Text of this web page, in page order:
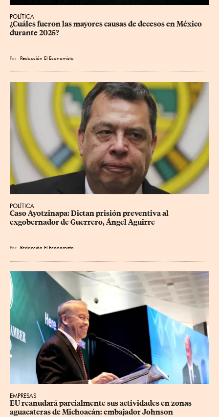
POLÍTICA
¿Cuáles fueron las mayores causas de decesos en México
durante 2025?
Por Redacción El Economista
POLÍTICA
Caso Ayotzinapa: Dictan prisión preventiva al
exgobernador de Guerrero, Ángel Aguirre
Por Redacción El Economista
EMPRESAS
EU reanudará parcialmente sus actividades en zonas
aguacateras de Michoacán: embajador Johnson